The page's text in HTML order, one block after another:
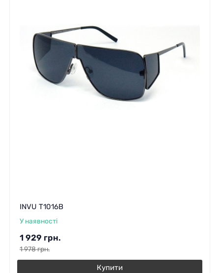
INVU T1016B
У наявності
1 929 грн.
1 978грн.
Купити